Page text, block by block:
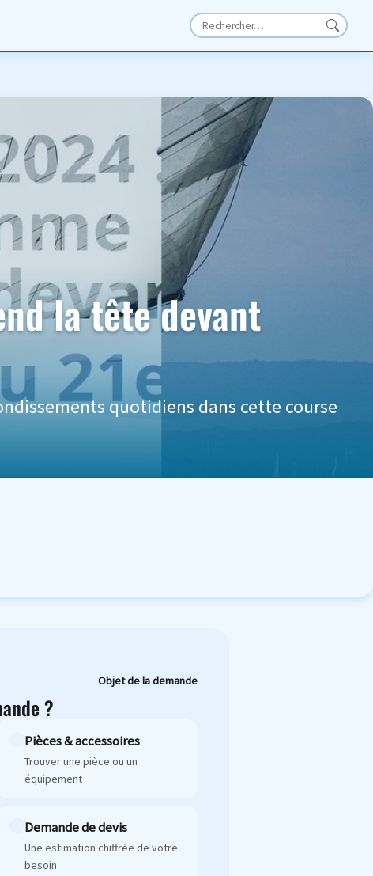
la tête devant
quotidiens dans cette course
Objet de la demande
?
Pièces & accessoires
Trouver une pièce ou un
équipement
Demande de devis
Une estimation chiffrée de votre
besoin